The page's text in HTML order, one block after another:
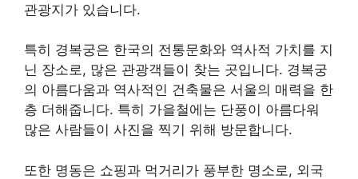
관광지가 있습니다.
특히 경복궁은 한국의 전통문화와 역사적 가치를 지
닌 장소로, 많은 관광객들이 찾는 곳입니다. 경복궁
의 아름다움과 역사적인 건축물은 서울의 매력을 한
층 더해줍니다. 특히 가을철에는 단풍이 아름다워
많은 사람들이 사진을 찍기 위해 방문합니다.
또한 명동은 쇼핑과 먹거리가 풍부한 명소로, 외국